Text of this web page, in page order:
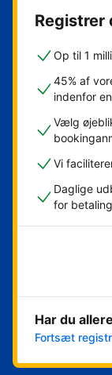
Registrer
Op til 1
45% af
indenfor
Vælg
Vi
Daglige
for
Har du
Fortsæt